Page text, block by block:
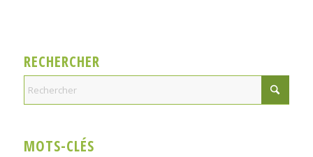
RECHERCHER
MOTS-CLÉS